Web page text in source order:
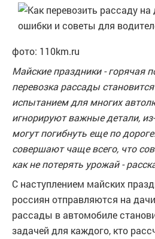
фото: 110km.ru
Майские праздники - горячая
перевозка рассады
испытанием для многих
игнорируют важные детали,
могут погибнуть еще по
совершают чаще всего, что
как не потерять урожай -
С наступлением майских
россиян отправляются на
рассады в автомобиле
задачей для каждого, кто